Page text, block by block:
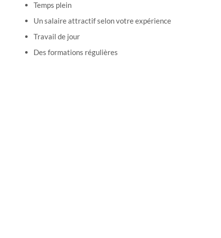
Temps plein
Un salaire attractif selon votre expérience
Travail de jour
Des formations régulières